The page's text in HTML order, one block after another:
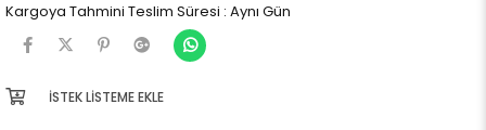
Kargoya Tahmini Teslim Süresi : Aynı Gün
İSTEK LISTEME EKLE